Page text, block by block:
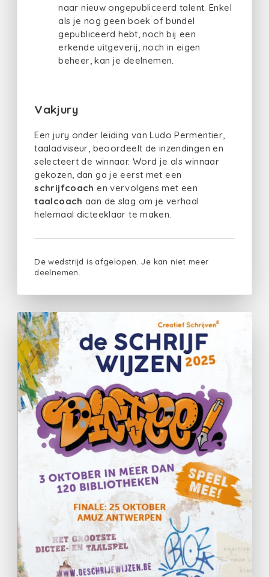
naar nieuw ongepubliceerd talent. Enkel
als je nog geen boek of bundel
gepubliceerd hebt, noch bij een
erkende uitgeverij, noch in eigen
beheer, kan je deelnemen.
Vakjury
Een jury onder leiding van Ludo Permentier,
taaladviseur, beoordeelt de inzendingen en
selecteert de winnaar. Word je als winnaar
gekozen, dan ga je eerst met een
schrijfcoach en vervolgens met een
taalcoach aan de slag om je verhaal
helemaal dicteeklaar te maken.
De wedstrijd is afgelopen. Je kan niet meer
deelnemen.